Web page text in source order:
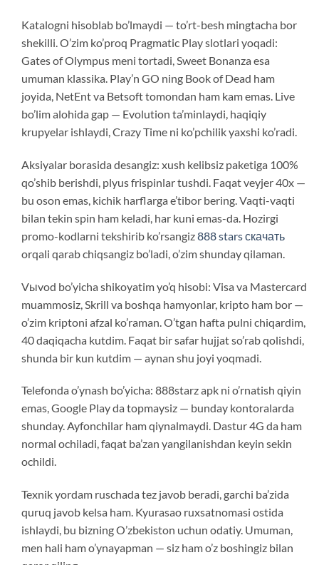
Katalogni hisoblab bo’lmaydi — to’rt-besh mingtacha bor
shekilli. O’zim ko’proq Pragmatic Play slotlari yoqadi:
Gates of Olympus meni tortadi, Sweet Bonanza esa
umuman klassika. Play’n GO ning Book of Dead ham
joyida, NetEnt va Betsoft tomondan ham kam emas. Live
bo’lim alohida gap — Evolution ta’minlaydi, haqiqiy
krupyelar ishlaydi, Crazy Time ni ko’pchilik yaxshi ko’radi.
Aksiyalar borasida desangiz: xush kelibsiz paketiga 100%
qo’shib berishdi, plyus frispinlar tushdi. Faqat veyjer 40x —
bu oson emas, kichik harflarga e’tibor bering. Vaqti-vaqti
bilan tekin spin ham keladi, har kuni emas-da. Hozirgi
promo-kodlarni tekshirib ko’rsangiz888 stars скачать
orqali qarab chiqsangiz bo’ladi, o’zim shunday qilaman.
Vыvod bo’yicha shikoyatim yo’q hisobi: Visa va Mastercard
muammosiz, Skrill va boshqa hamyonlar, kripto ham bor —
o’zim kriptoni afzal ko’raman. O’tgan hafta pulni chiqardim,
40 daqiqacha kutdim. Faqat bir safar hujjat so’rab qolishdi,
shunda bir kun kutdim — aynan shu joyi yoqmadi.
Telefonda o’ynash bo’yicha: 888starz apk ni o’rnatish qiyin
emas, Google Play da topmaysiz — bunday kontoralarda
shunday. Ayfonchilar ham qiynalmaydi. Dastur 4G da ham
normal ochiladi, faqat ba’zan yangilanishdan keyin sekin
ochildi.
Texnik yordam ruschada tez javob beradi, garchi ba’zida
quruq javob kelsa ham. Kyurasao ruxsatnomasi ostida
ishlaydi, bu bizning O’zbekiston uchun odatiy. Umuman,
men hali ham o’ynayapman — siz ham o’z boshingiz bilan